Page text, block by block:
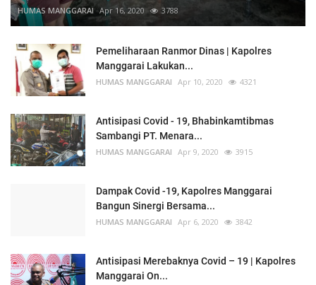
HUMAS MANGGARAI Apr 16, 2020 3788
Pemeliharaan Ranmor Dinas | Kapolres
Manggarai Lakukan...
HUMAS MANGGARAI Apr 10, 2020 4321
Antisipasi Covid - 19, Bhabinkamtibmas
Sambangi PT. Menara...
HUMAS MANGGARAI Apr 9, 2020 3915
Dampak Covid -19, Kapolres Manggarai
Bangun Sinergi Bersama...
HUMAS MANGGARAI Apr 6, 2020 3842
Antisipasi Merebaknya Covid – 19 | Kapolres
Manggarai On...